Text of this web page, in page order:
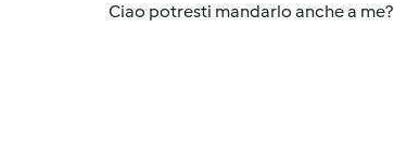
Ciao potresti mandarlo anche a me?